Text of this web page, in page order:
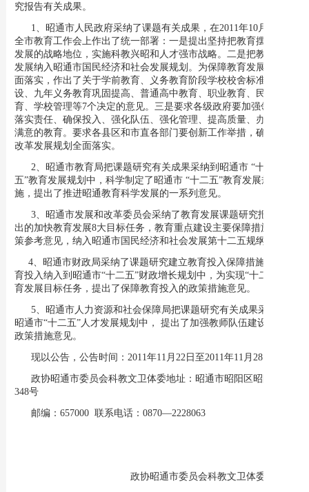
究报告有关成果。
1、昭通市人民政府采纳了课题有关成果，在2011年10月21日
全市教育工作会上作出了统一部署：一是提出坚持把教育摆在优先
发展的战略地位，实施科教兴昭和人才强市战略。二是把教育事业
发展纳入昭通市国民经济和社会发展规划。为保障教育发展规划全
面落实，作出了关于学前教育、义务教育阶段学校校舍标准化建
设、九年义务教育巩固提高、普通高中教育、职业教育、民办教
育、学校管理等7个决定的意见。三是要求各级政府要加强领导，
落实责任、确保投入、强化队伍、强化管理、提高质量、办好人民
满意的教育。要求各县区和市直各部门要创新工作举措，确保教育
改革发展规划全面落实。
2、昭通市教育局把课题研究有关成果采纳到昭通市 “十二
五”教育发展规划中，科学制定了昭通市 “十二五”教育发展规划措
施，提出了推进昭通教育科学发展的一系列意见。
3、昭通市发展和改革委员会采纳了教育发展课题研究报告提
出的加快教育发展8大目标任务，教育重点建设主要保障措施的决
策参考意见，纳入昭通市国民经济和社会发展第十二五规纲要。
4、昭通市财政局采纳了课题研究建立教育投入保障措施，把教
育投入纳入到昭通市“十二五”财政增长规划中，为实现“十二五”教
育发展目标任务，提出了保障教育投入的政策措施意见。
5、昭通市人力资源和社会保障局把课题研究有关成果采纳到
昭通市“十二五”人才发展规划中， 提出了加强教师队伍建设的6点
政策措施意见。
现以公告，公告时间：2011年11月22日至2011年11月28日
政协昭通市委员会科教文卫体委地址：昭通市昭阳区昭阳大道
348号
邮编：657000 联系电话：0870—2228063
政协昭通市委员会科教文卫体委